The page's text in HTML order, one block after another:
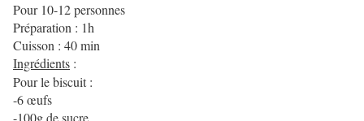
Pour 10-12 personnes
Préparation : 1h
Cuisson : 40 min
Ingrédients :
Pour le biscuit :
-6 œufs
-100g de sucre